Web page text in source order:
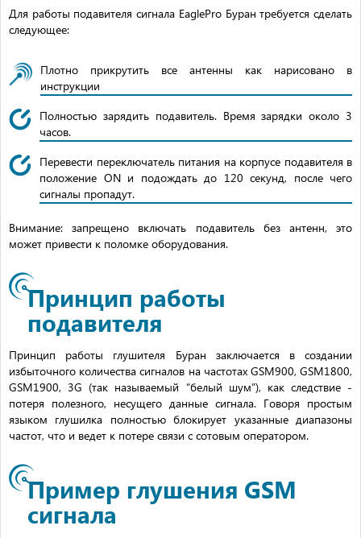
Для работы подавителя сигнала EaglePro Буран требуется сделать
следующее:
Плотно прикрутить все антенны как нарисовано в
инструкции
Полностью зарядить подавитель. Время зарядки около 3
часов.
Перевести переключатель питания на корпусе подавителя в
положение ON и подождать до 120 секунд, после чего
сигналы пропадут.
Внимание: запрещено включать подавитель без антенн, это
может привести к поломке оборудования.
Принцип работы
подавителя
Принцип работы глушителя Буран заключается в создании
избыточного количества сигналов на частотах GSM900, GSM1800,
GSM1900, 3G (так называемый “белый шум”), как следствие -
потеря полезного, несущего данные сигнала. Говоря простым
языком глушилка полностью блокирует указанные диапазоны
частот, что и ведет к потере связи с сотовым оператором.
Пример глушения GSM
сигнала